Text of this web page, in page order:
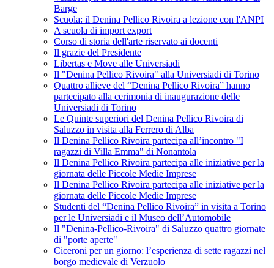
Barge
Scuola: il Denina Pellico Rivoira a lezione con l'ANPI
A scuola di import export
Corso di storia dell'arte riservato ai docenti
Il grazie del Presidente
Libertas e Move alle Universiadi
Il "Denina Pellico Rivoira" alla Universiadi di Torino
Quattro allieve del “Denina Pellico Rivoira” hanno
partecipato alla cerimonia di inaugurazione delle
Universiadi di Torino
Le Quinte superiori del Denina Pellico Rivoira di
Saluzzo in visita alla Ferrero di Alba
Il Denina Pellico Rivoira partecipa all’incontro "I
ragazzi di Villa Emma" di Nonantola
Il Denina Pellico Rivoira partecipa alle iniziative per la
giornata delle Piccole Medie Imprese
Il Denina Pellico Rivoira partecipa alle iniziative per la
giornata delle Piccole Medie Imprese
Studenti del “Denina Pellico Rivoira” in visita a Torino
per le Universiadi e il Museo dell’Automobile
Il "Denina-Pellico-Rivoira" di Saluzzo quattro giornate
di "porte aperte"
Ciceroni per un giorno: l’esperienza di sette ragazzi nel
borgo medievale di Verzuolo